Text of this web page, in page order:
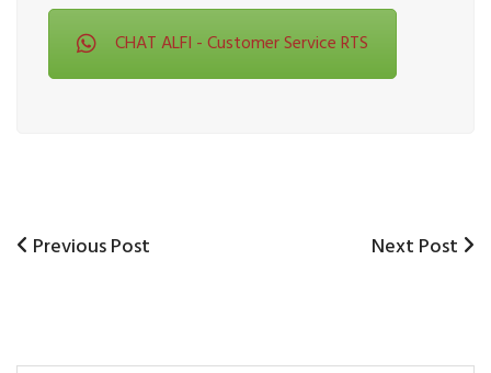
CHAT ALFI - Customer Service RTS
Post
Previous
Previous Post
Next
Next Post